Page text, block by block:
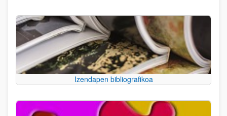
Izendapen bibliografikoa